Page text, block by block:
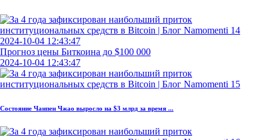
2024-10-04 12:43:47
Прогноз цены Биткоина до $100 000
2024-10-04 12:43:47
Состояние Чанпен Чжао выросло на $3 млрд за время ...